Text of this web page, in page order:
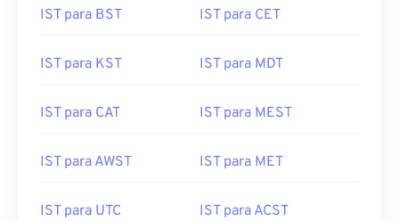
IST para BST IST para CET
IST para KST IST para MDT
IST para CAT IST para MEST
IST para AWST IST para MET
IST para UTC IST para ACST